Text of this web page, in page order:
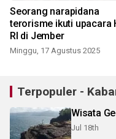
Seorang narapidana
terorisme ikuti upacara
RI di Jember
Minggu, 17 Agustus 2025
Terpopuler -
Wisata
Jul 18th